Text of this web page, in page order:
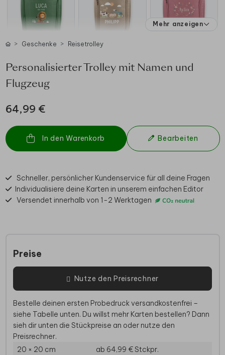
Mehr anzeigen
Geschenke Reisetrolley
Personalisierter Trolley mit Namen und
Flugzeug
64,99 €
In den Warenkorb Bearbeiten
Schneller, persönlicher Kundenservice für all deine Fragen
Individualisiere deine Karten in unserem einfachen Editor
Versendet innerhalb von 1-2 Werktagen
Preise
Nutze den Preisrechner
Bestelle deinen ersten Probedruck versandkostenfrei –
siehe Tabelle unten. Du willst mehr Karten bestellen? Dann
sieh dir unten die Stückpreise an oder nutze den
Preisrechner.
20 × 20 cm
ab 64,99 €Stckpr.